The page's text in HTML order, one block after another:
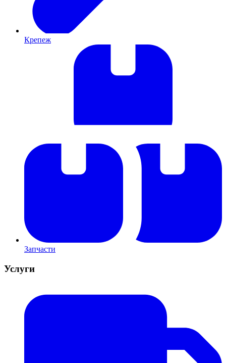
Крепеж
Запчасти
Услуги